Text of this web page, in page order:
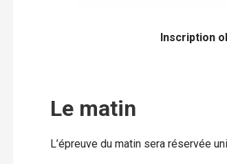
Inscription
Le matin
L’épreuve du matin sera réservée